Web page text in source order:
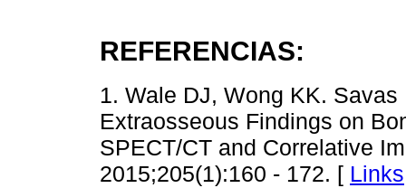
REFERENCIAS:
1. Wale DJ, Wong KK.
Extraosseous Findings on
SPECT/CT and Correlative
2015;205(1):160 - 172. [ Links